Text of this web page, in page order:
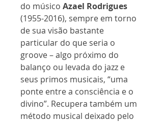
do músico Azael Rodrigues
(1955-2016), sempre em torno
de sua visão bastante
particular do que seria o
groove – algo próximo do
balanço ou levada do jazz e
seus primos musicais, “uma
ponte entre a consciência e o
divino”. Recupera também um
método musical deixado pelo